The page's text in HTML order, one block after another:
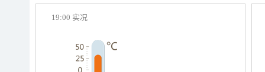
19:00 实况